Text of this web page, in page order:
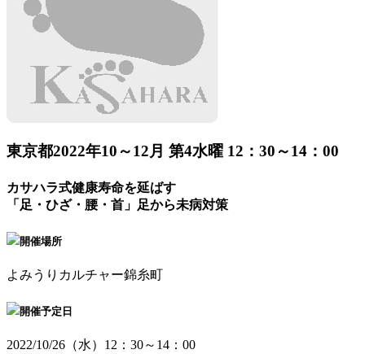
東京都2022年10～12月 第4水曜 12：30～14：00
カサハラ式健康寿命を延ばす
「足・ひざ・腰・首」足から未病対策
開催場所
よみうりカルチャー錦糸町
開催予定日
2022/10/26（水）12：30～14：00